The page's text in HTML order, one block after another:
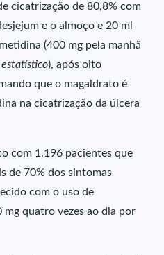
cicatrização de 80,8% com
e o almoço e 20 ml
(400 mg pela manhã
), após oito
que o magaldrato é
na cicatrização da úlcera
com 1.196 pacientes que
de 70% dos sintomas
com o uso de
mg quatro vezes ao dia por